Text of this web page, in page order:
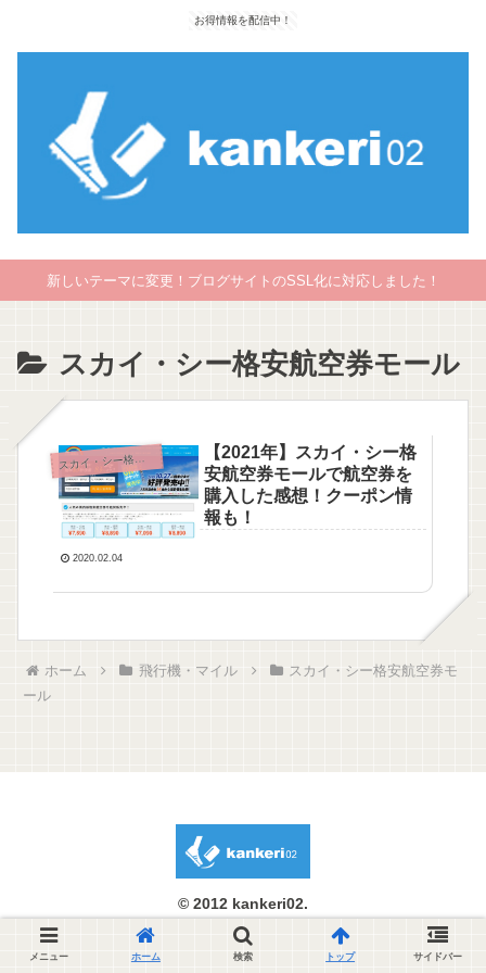
お得情報を配信中！
新しいテーマに変更！ブログサイトのSSL化に対応しました！
スカイ・シー格安航空券モール
スカイ・シー格安航空券モール
【2021年】スカイ・シー格
安航空券モールで航空券を
購入した感想！クーポン情
報も！
2020.02.04
ホーム 飛行機・マイル
スカイ・シー格安航空券モ
ール
© 2012 kankeri02.
メニュー ホーム 検索 トップ サイドバー